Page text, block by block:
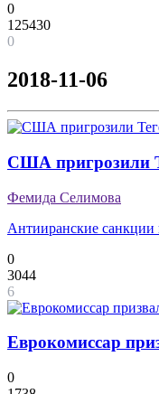
0
125430
0
2018-11-06
США пригрозили
Фемида Селимова
Антииранские санкции
0
3044
6
Еврокомиссар
0